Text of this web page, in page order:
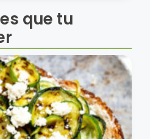
que tu